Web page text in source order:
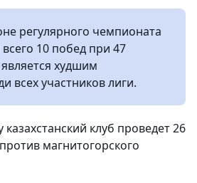
регулярного чемпионата
10 побед при 47
худшим
всех участников лиги.
клуб проведет 26
магнитогорского